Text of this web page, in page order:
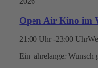
Open Air Kino im
21:00 Uhr -23:00 Uhr
Ein jahrelanger Wunsch